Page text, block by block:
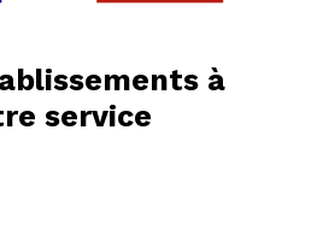
à
service